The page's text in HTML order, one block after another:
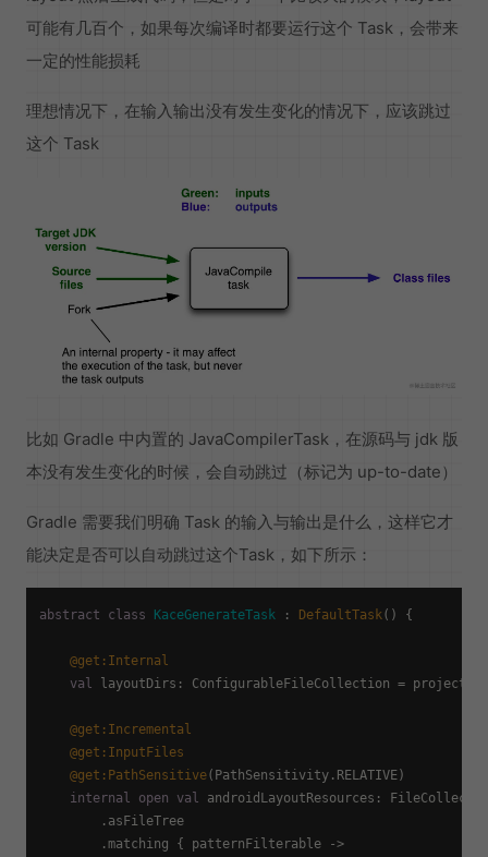
可能有几百个，如果每次编译时都要运行这个 Task，会带来
一定的性能损耗
理想情况下，在输入输出没有发生变化的情况下，应该跳过
这个 Task
比如 Gradle 中内置的 JavaCompilerTask，在源码与 jdk 版
本没有发生变化的时候，会自动跳过（标记为 up-to-date）
Gradle 需要我们明确 Task 的输入与输出是什么，这样它才
能决定是否可以自动跳过这个Task，如下所示：
abstract class KaceGenerateTask : DefaultTask() {
@get:Internal
val layoutDirs: ConfigurableFileCollection =
@get:Incremental
@get:InputFiles
@get:PathSensitive(PathSensitivity.RELATIVE)
internal
open val androidLayoutResources:
        .asFileTree
        .matching { patternFilterable ->